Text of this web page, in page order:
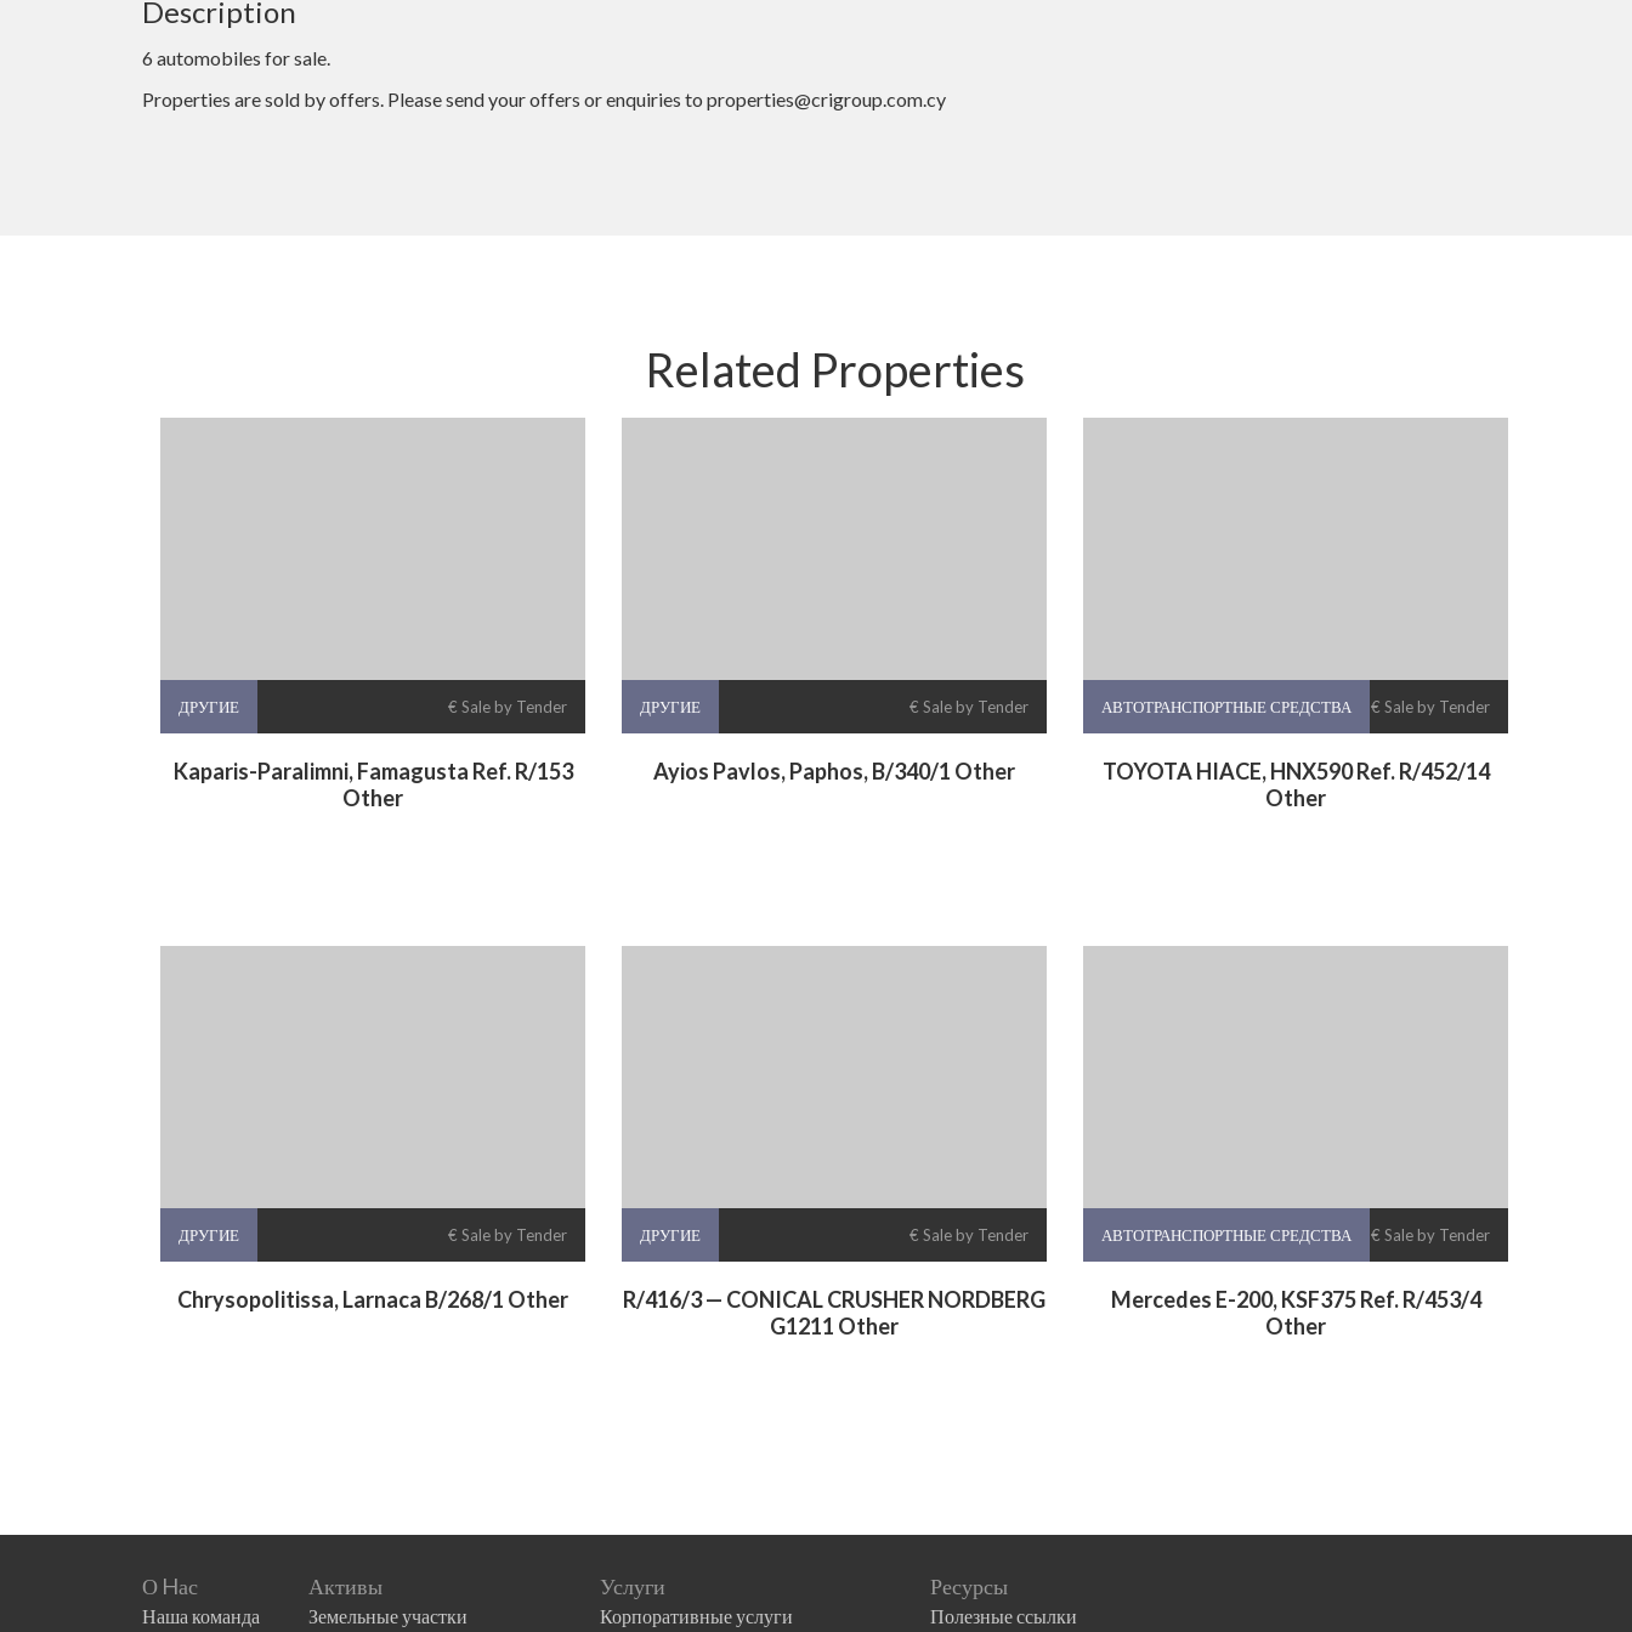
Description
6 automobiles for sale.
Properties are sold by offers. Please send your offers or enquiries to properties@crigroup.com.cy
Related Properties
ДРУГИЕ € Sale by Tender
Kaparis-Paralimni, Famagusta Ref. R/153
Other
ДРУГИЕ € Sale by Tender
Ayios Pavlos, Paphos, B/340/1 Other
АВТОТРАНСПОРТНЫЕ СРЕДСТВА € Sale by Tender
TOYOTA HIACE, HNX590 Ref. R/452/14
Other
ДРУГИЕ € Sale by Tender
Chrysopolitissa, Larnaca B/268/1 Other
ДРУГИЕ € Sale by Tender
R/416/3 — CONICAL CRUSHER NORDBERG
G1211 Other
АВТОТРАНСПОРТНЫЕ СРЕДСТВА € Sale by Tender
Mercedes E-200, KSF375 Ref. R/453/4
Other
О Hас
Наша команда
Активы
Земельные участки
Услуги
Корпоративные услуги
Ресурсы
Полезные ссылки